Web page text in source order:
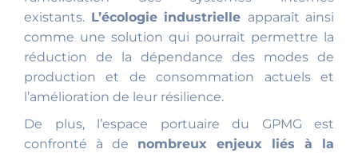
existants. L’écologie industrielle apparaît ainsi
comme une solution qui pourrait permettre la
réduction de la dépendance des modes de
production et de consommation actuels et
l’amélioration de leur résilience.
De plus, l’espace portuaire du GPMG est
confronté à de nombreux enjeux liés à la